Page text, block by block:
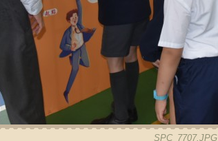
SPC_7707.JPG